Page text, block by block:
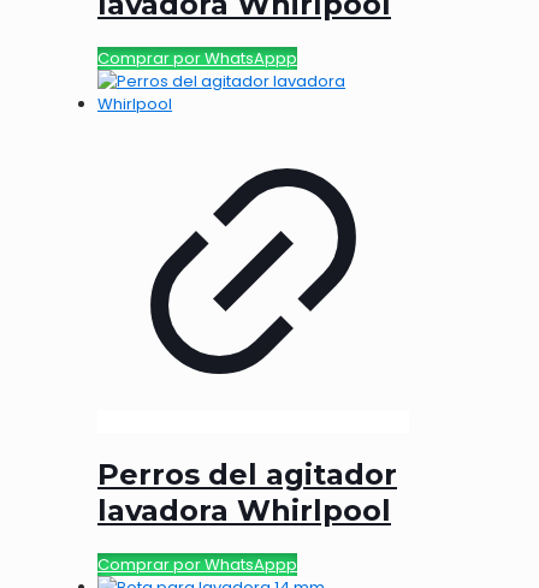
Comprar por WhatsAppp
Perros del agitador
lavadora Whirlpool
Comprar por WhatsAppp